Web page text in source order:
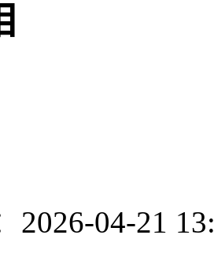
2026-04-21